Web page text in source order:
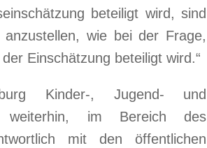
beteiligt wird, sind
anzustellen, wie bei der Frage,
Einschätzung beteiligt wird.“
Kinder-, Jugend- und
weiterhin, im Bereich des
mit den öffentlichen